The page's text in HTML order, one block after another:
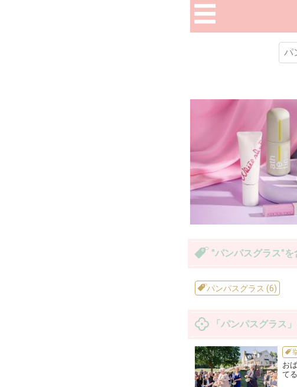
"パンパスグラス"
パンパスグラス (6)
「パンパスグラス
お
て